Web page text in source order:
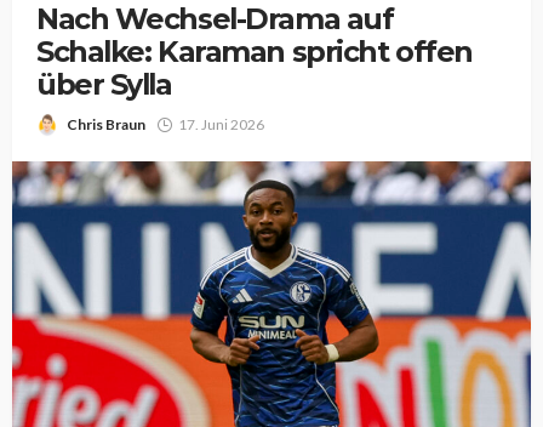
Nach Wechsel-Drama auf
Schalke: Karaman spricht offen
über Sylla
Chris Braun 17. Juni 2026